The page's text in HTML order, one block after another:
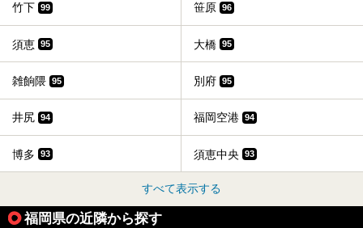
竹下 99 笹原 96
須恵 95 大橋 95
雑餉隈 95 別府 95
井尻 94 福岡空港 94
博多 93 須恵中央 93
すべて表示する
福岡県の近隣から探す